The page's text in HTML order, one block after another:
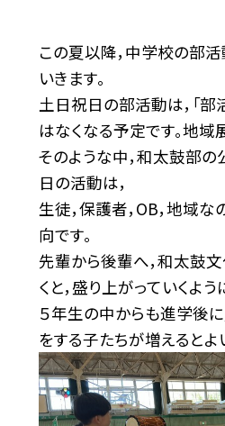
この夏以降，中学校の部活
いきます。
土日祝日の部活動は，「部
はなくなる予定です。地域
そのような中，和太鼓部
日の活動は，
生徒，保護者，OB，地域
向です。
先輩から後輩へ，和太鼓
くと，盛り上がっていくよう
５年生の中からも進学後
をする子たちが増えるとよ